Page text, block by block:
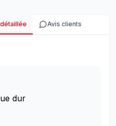
Avis clients
dur